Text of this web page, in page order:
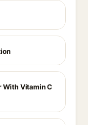
Vitamin C